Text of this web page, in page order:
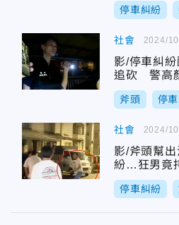
停車糾紛
社會
影/停車糾
追砍 警高
斧頭 停
2024/
社會
影/斧頭幫
紛…狂男竟
被錄
停車糾紛
2024/